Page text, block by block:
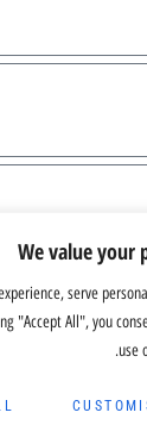
We value your
serve
"Accept All", you
use